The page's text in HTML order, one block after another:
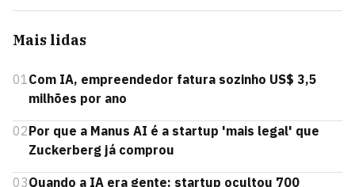
Mais lidas
01Com IA, empreendedor fatura sozinho US$ 3,5
milhões por ano
02Por que a Manus AI é a startup 'mais legal' que
Zuckerberg já comprou
03Quando a IA era gente: startup ocultou 700